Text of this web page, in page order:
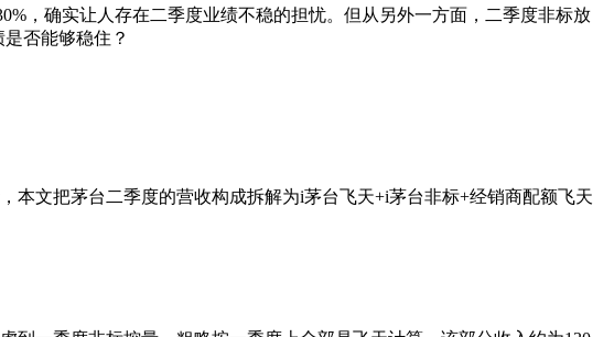
，确实让人存在二季度业绩不稳的担忧。但从另外一方面，二季度非标放
否能够稳住？
本文把茅台二季度的营收构成拆解为i茅台飞天+i茅台非标+经销商配额飞天